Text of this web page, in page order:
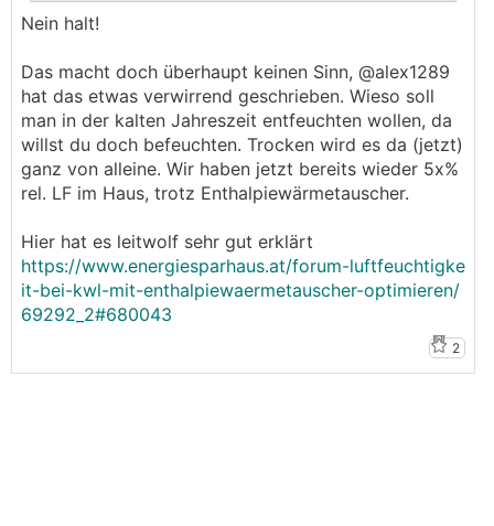
Nein halt!
Das macht doch überhaupt keinen Sinn, @alex1289
hat das etwas verwirrend geschrieben. Wieso soll
man in der kalten Jahreszeit entfeuchten wollen, da
willst du doch befeuchten. Trocken wird es da (jetzt)
ganz von alleine. Wir haben jetzt bereits wieder 5x%
rel. LF im Haus, trotz Enthalpiewärmetauscher.
Hier hat es leitwolf sehr gut erklärt
https://www.energiesparhaus.at/forum-luftfeuchtigke
it-bei-kwl-mit-enthalpiewaermetauscher-optimieren/
69292_2#680043
2